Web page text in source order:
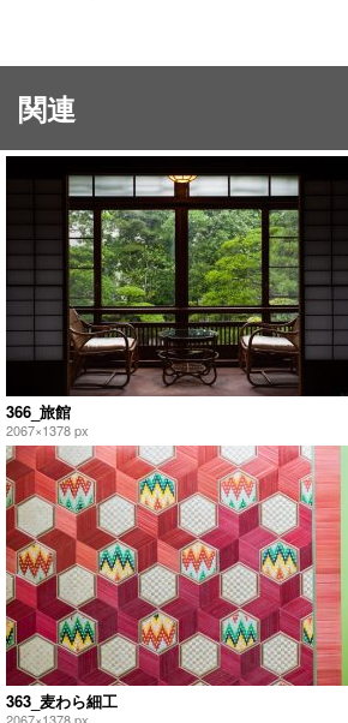
関連
366_旅館
2067×1378 px
363_麦わら細工